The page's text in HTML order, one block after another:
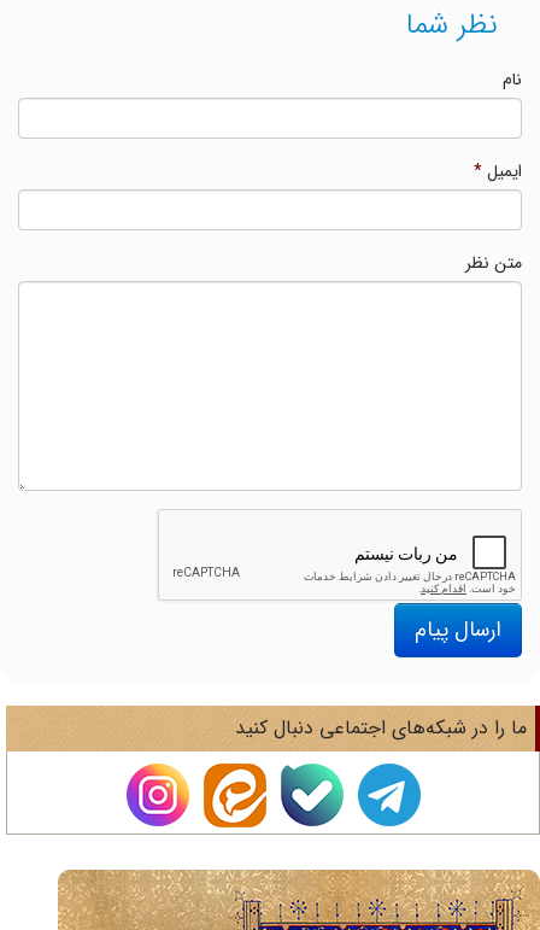
نظر شما
ایمیل*
متن نظر
ارسال پیام
را در شبکه‌های اجتماعی دنبال کنید